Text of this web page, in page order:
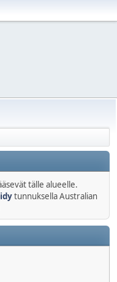
tälle alueelle.
tunnuksella Australian